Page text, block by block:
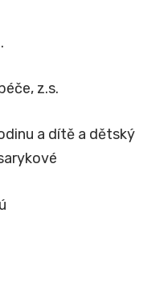
z.s.
a dítě a dětský